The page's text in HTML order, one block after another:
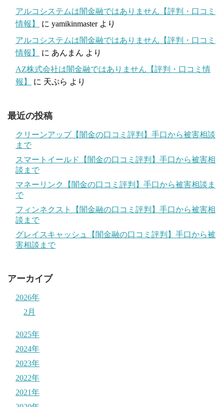
アルコシステムは闇金融ではありません【評判・口コミ
情報】
に yamikinmasterより
アルコシステムは闇金融ではありません【評判・口コミ
情報】
に あんまん より
AZ株式会社は闇金融ではありません【評判・口コミ情
報】
に 天ぷら より
最近の投稿
クリーンアップ【闇金の口コミ評判】手口から被害相談
まで
スマートイールド【闇金の口コミ評判】手口から被害相
談まで
マネーリンク【闇金の口コミ評判】手口から被害相談ま
で
フィンネクスト【闇金融の口コミ評判】手口から被害相
談まで
グレイスキャッシュ【闇金融の口コミ評判】手口から被
害相談まで
アーカイブ
2026年
2月
2025年
2024年
2023年
2022年
2021年